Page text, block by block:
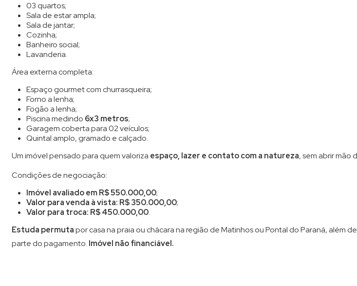
03 quartos;
Sala de estar ampla;
Sala de jantar;
Cozinha;
Banheiro social;
Lavanderia.
Área externa completa:
Espaço gourmet com churrasqueira;
Forno a lenha;
Fogão a lenha;
Piscina medindo 6x3 metros;
Garagem coberta para 02 veículos;
Quintal amplo, gramado e calçado.
Um imóvel pensado para quem valoriza espaço, lazer e contato com a natureza, sem abrir mão
Condições de negociação:
Imóvel avaliado em R$ 550.000,00;
Valor para venda à vista: R$ 350.000,00;
Valor para troca: R$ 450.000,00.
Estuda permutapor casa na praia ou chácara na região de Matinhos ou Pontal do Paraná, além
parte do pagamento. Imóvel não financiável.